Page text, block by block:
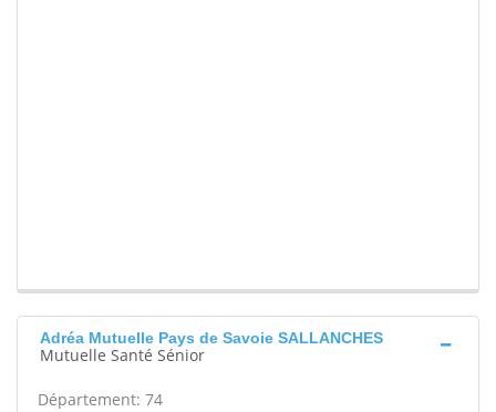
Adréa Mutuelle Pays de Savoie SALLANCHES
Mutuelle Santé Sénior
Département: 74